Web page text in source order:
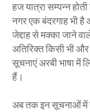
हज यात्रा सम्पन्न
नगर एक बंदरगाह भी है
जेद्दाह से मक्का जाने
अतिरिक्त किसी भी
सूचनाएं अरबी भाषा में
हैं।
अब तक इन सूचनाओं में